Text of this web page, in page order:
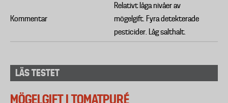
Kommentar
Relativt låga nivåer av
mögelgift. Fyra detekterade
pesticider. Låg salthalt.
LÄS TESTET
MÖGELGIFT I TOMATPURÉ